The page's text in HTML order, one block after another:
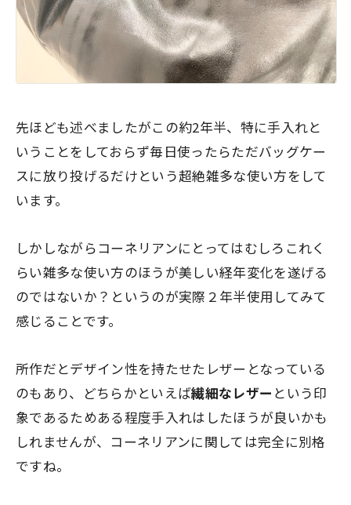
先ほども述べましたがこの約2年半、特に手入れと
いうことをしておらず毎日使ったらただバッグケー
スに放り投げるだけという超絶雑多な使い方をして
います。
しかしながらコーネリアンにとってはむしろこれく
らい雑多な使い方のほうが美しい経年変化を遂げる
のではないか？ というのが実際２年半使用してみて
感じることです。
所作だとデザイン性を持たせたレザーとなっている
のもあり、どちらかといえば繊細なレザー という印
象であるためある程度手入れはしたほうが良いかも
しれませんが、コーネリアンに関しては完全に別格
ですね。